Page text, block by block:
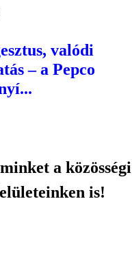
valódi
– a Pepco
a közösségi
is!